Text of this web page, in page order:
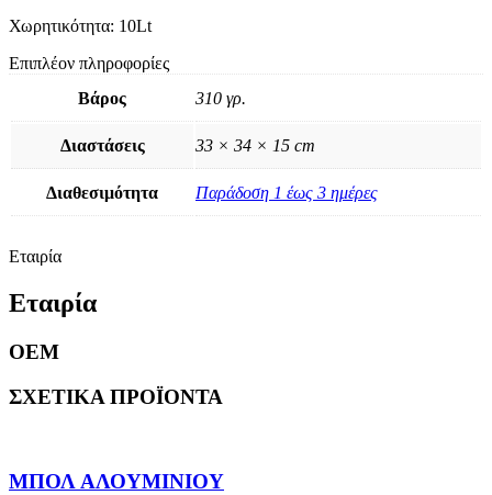
Χωρητικότητα: 10Lt
Επιπλέον πληροφορίες
Βάρος
310 γρ.
Διαστάσεις 33 × 34 × 15 cm
Διαθεσιμότητα Παράδοση 1 έως 3 ημέρες
Εταιρία
Εταιρία
OEM
ΣΧΕΤΙΚΆ ΠΡΟΪΌΝΤΑ
ΜΠΟΛ ΑΛΟΥΜΙΝΊΟΥ